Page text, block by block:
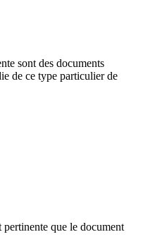
sont des documents
de ce type particulier de
que le document